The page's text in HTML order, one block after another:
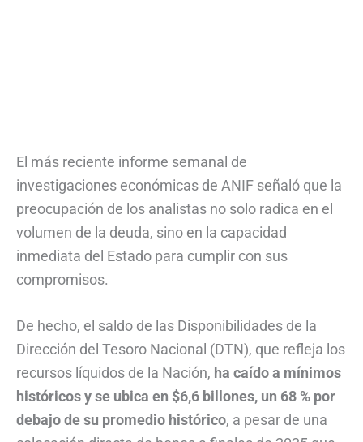
El más reciente informe semanal de
investigaciones económicas de ANIF señaló que la
preocupación de los analistas no solo radica en el
volumen de la deuda, sino en la capacidad
inmediata del Estado para cumplir con sus
compromisos.
De hecho, el saldo de las Disponibilidades de la
Dirección del Tesoro Nacional (DTN), que refleja los
recursos líquidos de la Nación, ha caído a mínimos
históricos y se ubica en $6,6 billones, un 68 % por
debajo de su promedio histórico, a pesar de una